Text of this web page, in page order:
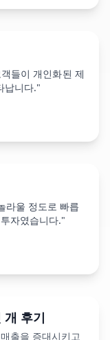
들이 개인화된 제
납니다."
라울 정도로 빠릅
자였습니다."
후기
출을 증대시키고